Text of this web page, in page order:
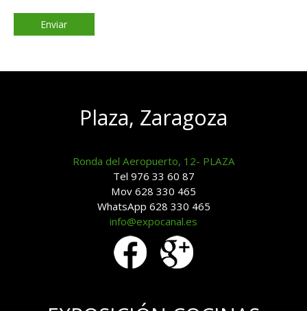
Plaza, Zaragoza
Ronda del Aeropuerto, 12- PLAZA
Tel 976 33 60 87
Mov 628 330 465
WhatsApp 628 330 465
info@expocanal.es